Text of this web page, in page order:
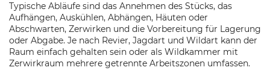
Typische Abläufe sind das Annehmen des Stücks, das
Aufhängen, Auskühlen, Abhängen, Häuten oder
Abschwarten, Zerwirken und die Vorbereitung für Lagerung
oder Abgabe. Je nach Revier, Jagdart und Wildart kann der
Raum einfach gehalten sein oder als Wildkammer mit
Zerwirkraum mehrere getrennte Arbeitszonen umfassen.